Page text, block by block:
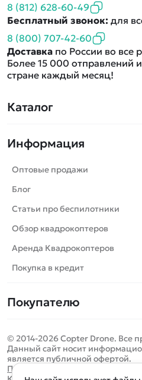
Каталог
Машинки
Танки
Вертолеты
Катера
Роботы
Самолеты
Сборные модели
Спецтехника
Игрушки
Запчасти для моделей
Информация
Оптовые продажи
Блог
Статьи про беспилотники
Обзор квадрокоптеров
Аренда Квадрокоптеров
Покупка в кредит
Покупателю
Оплата и доставка
Помощь
8 (812) 628-60-49
Бесплатный звонок: для
8 (800) 707-42-60
Доставка по России во все
Более 15 000 отправлений
стране каждый месяц!
© 2014-2026 Copter Drone. Все
Данный сайт носит
является публичной офертой.
Политика конфиденциальности
Определить